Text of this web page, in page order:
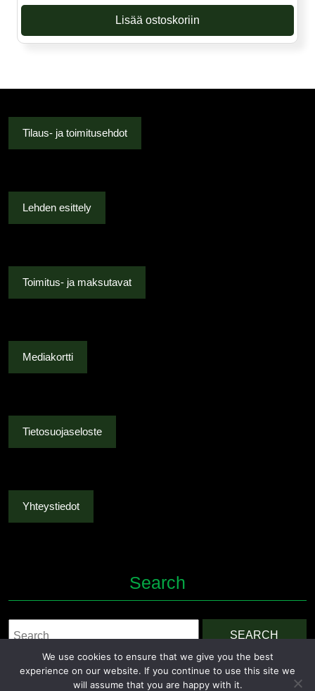
Lisää ostoskoriin
Tilaus- ja toimitusehdot
Lehden esittely
Toimitus- ja maksutavat
Mediakortti
Tietosuojaseloste
Yhteystiedot
Search
We use cookies to ensure that we give you the best
experience on our website. If you continue to use this site we
will assume that you are happy with it.